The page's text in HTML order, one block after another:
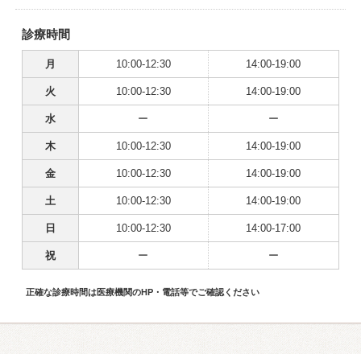
診療時間
月 10:00-12:30 14:00-19:00
火 10:00-12:30 14:00-19:00
水 ー ー
木 10:00-12:30 14:00-19:00
金 10:00-12:30 14:00-19:00
土 10:00-12:30 14:00-19:00
日 10:00-12:30 14:00-17:00
祝 ー ー
正確な診療時間は医療機関のHP・電話等でご確認ください